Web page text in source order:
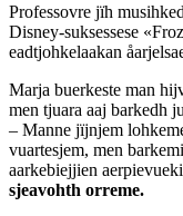
Professovre jïh
Disney-suksessese
eadtjohkelaakan
Marja buerkeste man
men tjuara aaj barkedh
– Manne jïjnjem
vuartesjem, men
aarkebiejjien
sjeavohth orreme.